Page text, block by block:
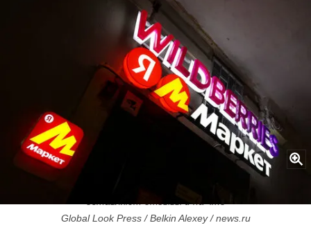
Global Look Press / Belkin Alexey / news.ru